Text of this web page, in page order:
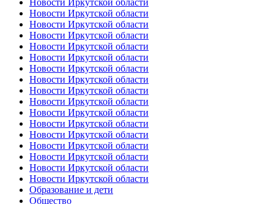
Новости Иркутской области
Новости Иркутской области
Новости Иркутской области
Новости Иркутской области
Новости Иркутской области
Новости Иркутской области
Новости Иркутской области
Новости Иркутской области
Новости Иркутской области
Новости Иркутской области
Новости Иркутской области
Новости Иркутской области
Новости Иркутской области
Новости Иркутской области
Новости Иркутской области
Новости Иркутской области
Образование и дети
Общество